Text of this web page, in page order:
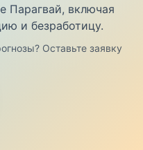
Парагвай, включая
и безработицу.
Оставьте заявку